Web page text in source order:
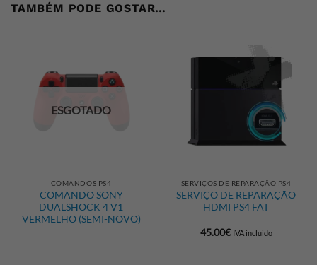
TAMBÉM PODE GOSTAR…
ESGOTADO
COMANDOS PS4
COMANDO SONY
DUALSHOCK 4 V1
VERMELHO (SEMI-NOVO)
SERVIÇOS DE REPARAÇÃO PS4
SERVIÇO DE REPARAÇÃO
HDMI PS4 FAT
45.00€ IVA incluido